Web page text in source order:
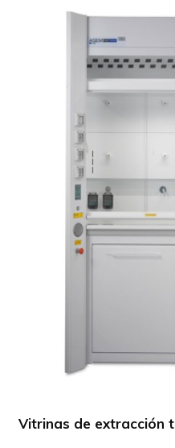
Vitrinas de extracción